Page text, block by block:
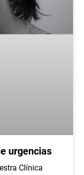
urgencias
Clínica